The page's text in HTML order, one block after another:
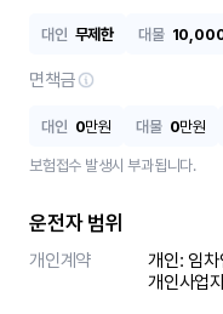
대인 무제한 대물
면책금
대인 0만원 대물 0만원
보험접수 발생시 부과됩니다.
운전자 범위
개인계약
개인: 임
개인사업